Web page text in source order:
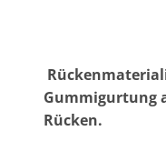
Gummigurtung
Rücken.